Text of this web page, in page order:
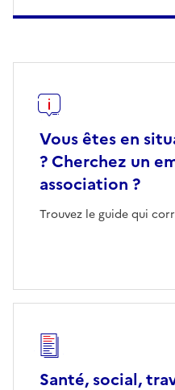
Vous êtes en
? Cherchez un
association ?
Trouvez le guide qui
Santé, social,